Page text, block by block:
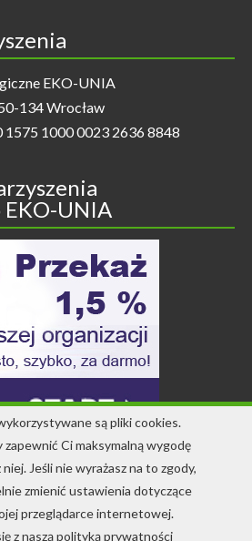
EKO-UNIA
134 Wrocław
1575 1000 0023 2636 8848
EKO-UNIA
są pliki cookies.
Ci maksymalną wygodę
Jeśli nie wyrażasz na to zgody,
zmienić ustawienia dotyczące
przeglądarce internetowej.
z naszą polityką prywatności